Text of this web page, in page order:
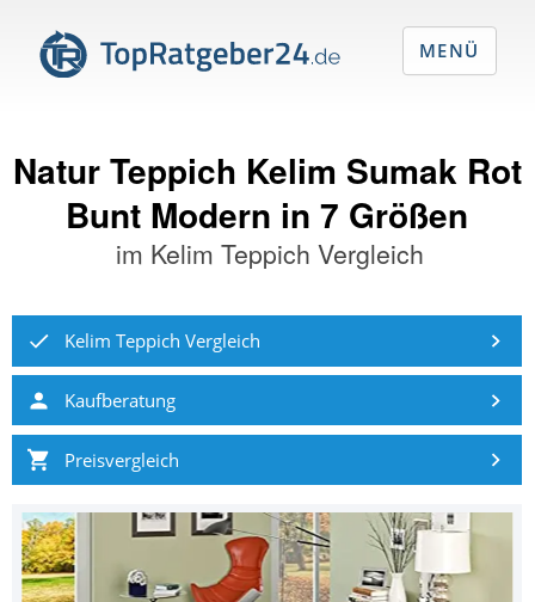
Natur Teppich Kelim Sumak Rot
Bunt Modern in 7 Größen
im Kelim Teppich Vergleich
Kelim Teppich Vergleich
Kaufberatung
Preisvergleich
MENÜ